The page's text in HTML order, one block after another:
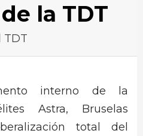
la TDT
TDT
interno de la
Astra, Bruselas
total del